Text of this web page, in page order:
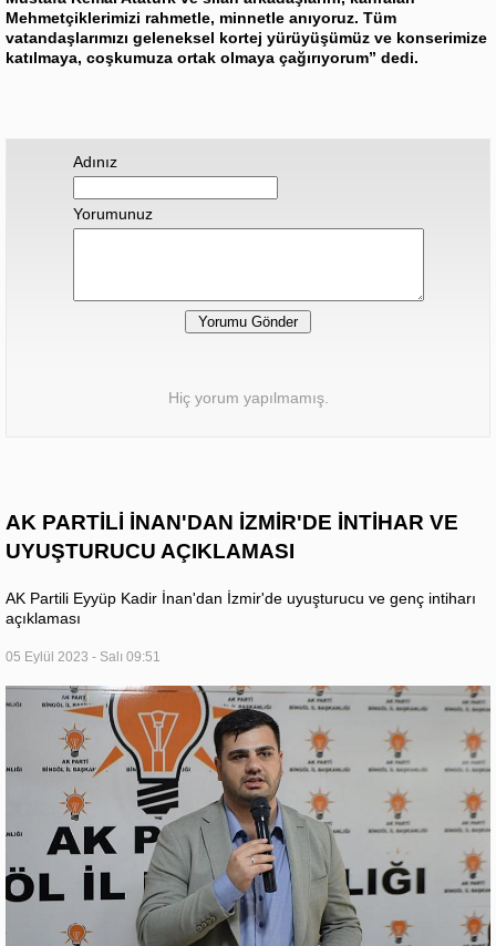
Mehmetçiklerimizi rahmetle, minnetle anıyoruz. Tüm
vatandaşlarımızı geleneksel kortej yürüyüşümüz ve konserimize
katılmaya, coşkumuza ortak olmaya çağırıyorum” dedi.
Adınız
Yorumunuz
Hiç yorum yapılmamış.
AK PARTİLİ İNAN'DAN İZMİR'DE İNTİHAR VE
UYUŞTURUCU AÇIKLAMASI
AK Partili Eyyüp Kadir İnan'dan İzmir'de uyuşturucu ve genç intiharı
açıklaması
05 Eylül 2023 - Salı 09:51